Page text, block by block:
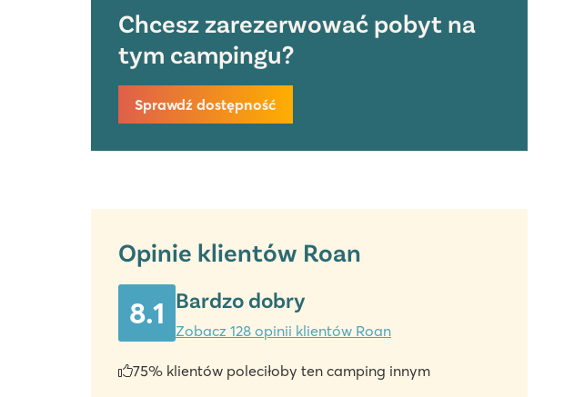
Chcesz zarezerwować pobyt na
tym campingu?
Sprawdź dostępność
Opinie klientów Roan
8.1 Bardzo dobry
Zobacz 128 opinii klientów Roan
75% klientów poleciłoby ten camping innym